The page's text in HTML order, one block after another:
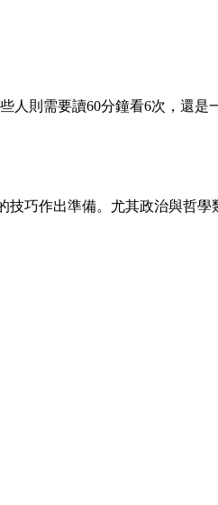
人則需要讀60分鐘看6次，還是
技巧作出準備。尤其政治與哲